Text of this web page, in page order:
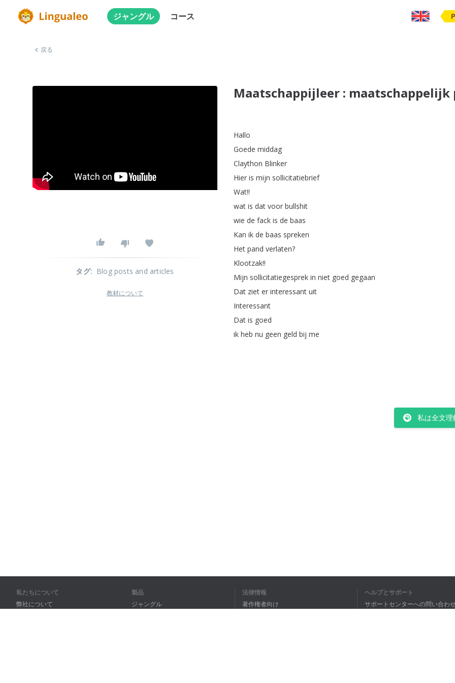
ジャングル コース
戻る
Maatschappijleer : maatschappelijk
Hallo
Goede middag
Claython Blinker
Hier is mijn sollicitatiebrief
Wat!!
wat is dat voor bullshit
wie de fack is de baas
Kan ik de baas spreken
Het pand verlaten?
Klootzak!!
Mijn sollicitatiegesprek in niet goed gegaan
Dat ziet er interessant uit
Interessant
Dat is goed
ik heb nu geen geld bij me
私は全文理
タグ: Blog posts and articles
教材について
私たちについて
弊社について
製品
ジャングル
法律情報
著作権者向け
ヘルプとサポート
サポートセンターへの問い合わ